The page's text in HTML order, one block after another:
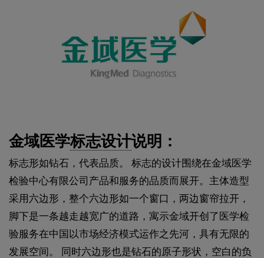
金域医学标志设计说明：
标志形如钻石，代表品质。 标志的设计围绕在金域医学
检验中心有限公司产品和服务的品质而展开。主体造型
采用六边形，整个六边形如一个窗口，两边窗帘拉开，
脚下是一条越走越宽广的道路，寓示金域开创了医学检
验服务在中国以市场经济模式运作之先河，具有无限的
发展空间。 同时六边形也是钻石的原子形状，空白的负